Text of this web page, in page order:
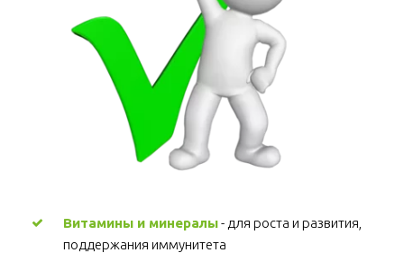
Витамины и минералы - для роста и развития,
поддержания иммунитета